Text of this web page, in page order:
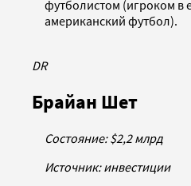
футболистом (игроком в
американский футбол).
DR
Брайан Шет
Состояние: $2,2 млрд
Источник: инвестиции